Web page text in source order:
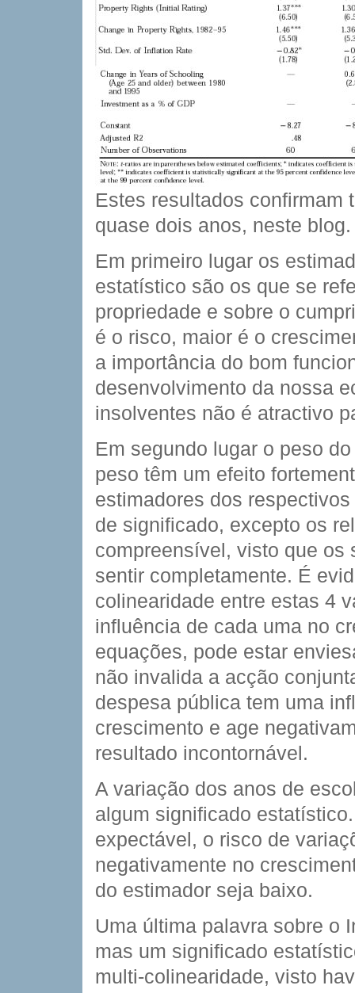
Estes resultados confirmam
quase dois anos, neste blog.
Em primeiro lugar os
estatístico são os que se
propriedade e sobre o
é o risco, maior é o
a importância do bom
desenvolvimento da nossa
insolventes não é atractivo
Em segundo lugar o peso
peso têm um efeito
estimadores dos
de significado, excepto os
compreensível, visto que os
sentir completamente. É
colinearidade entre estas 4
influência de cada uma no
equações, pode estar
não invalida a acção
despesa pública tem uma
crescimento e age
resultado incontornável.
A variação dos anos de
algum significado
expectável, o risco de
negativamente no
do estimador seja baixo.
Uma última palavra sobre o
mas um significado
multi-colinearidade, visto